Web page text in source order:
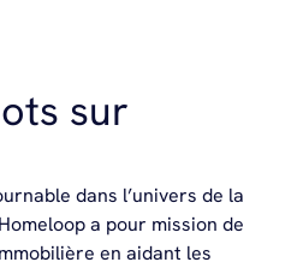
sur
dans l’univers de la
a pour mission de
en aidant les